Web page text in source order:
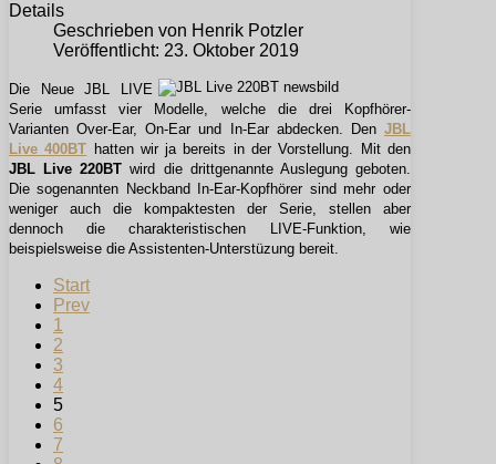
Details
Geschrieben von Henrik Potzler
Veröffentlicht: 23. Oktober 2019
Die Neue JBL LIVE
Serie umfasst vier Modelle, welche die drei Kopfhörer-
Varianten Over-Ear, On-Ear und In-Ear abdecken. Den JBL
Live 400BT hatten wir ja bereits in der Vorstellung. Mit den
JBL Live 220BT wird die drittgenannte Auslegung geboten.
Die sogenannten Neckband In-Ear-Kopfhörer sind mehr oder
weniger auch die kompaktesten der Serie, stellen aber
dennoch die charakteristischen LIVE-Funktion, wie
beispielsweise die Assistenten-Unterstüzung bereit.
Start
Prev
1
2
3
4
5
6
7